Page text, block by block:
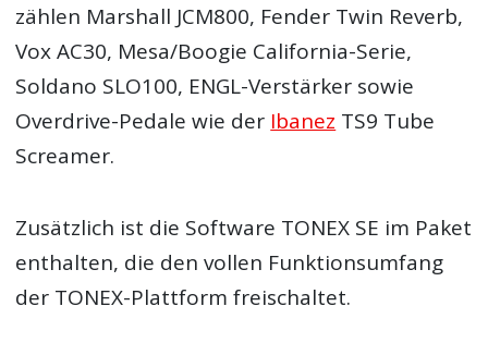
zählen Marshall JCM800, Fender Twin Reverb,
Vox AC30, Mesa/Boogie California-Serie,
Soldano SLO100, ENGL-Verstärker sowie
Overdrive-Pedale wie der Ibanez TS9 Tube
Screamer.
Zusätzlich ist die Software TONEX SE im Paket
enthalten, die den vollen Funktionsumfang
der TONEX-Plattform freischaltet.